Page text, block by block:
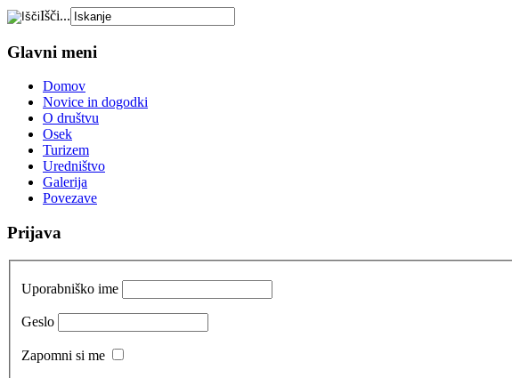
Išči...
Glavni meni
Domov
Novice in dogodki
O društvu
Osek
Turizem
Uredništvo
Galerija
Povezave
Prijava
Uporabniško ime
Geslo
Zapomni si me